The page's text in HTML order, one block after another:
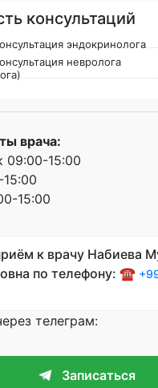
консультаций
эндокринолога
невролога
врача:
09:00-15:00
15:00
к врачу Набиева
по телефону: ☎️
телеграм:
Записаться